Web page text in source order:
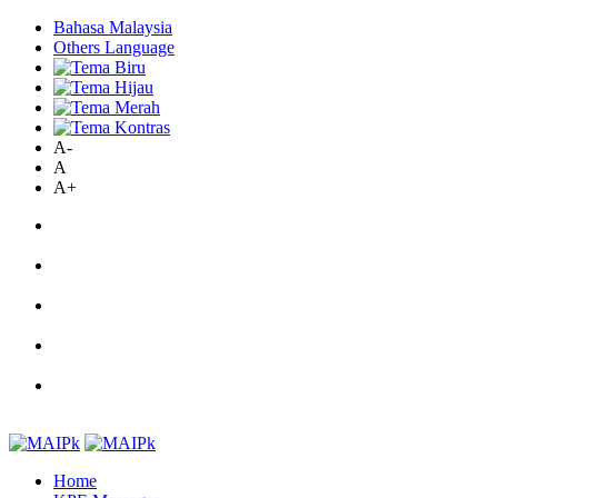
Bahasa Malaysia
Others Language
A-
A
A+
Home